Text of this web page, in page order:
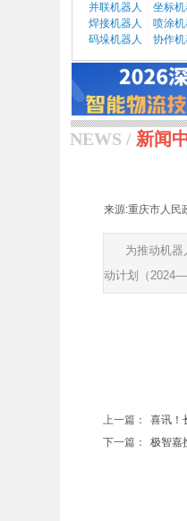
并联机器人 坐标机
焊接机器人 喷涂机
码垛机器人 协作机
NEWS / 新闻
来源:重庆市人民
为推动机器
动计划（
上一篇：
喜讯！
下一篇：
极智嘉